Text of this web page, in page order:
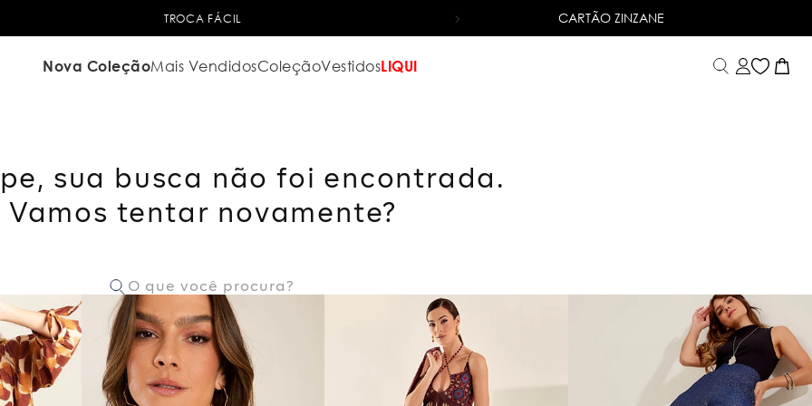
TROCA FÁCIL 6X SEM JUROSNO CARTÃO DE CRÉDITO
CARTÃO ZINZANE
Nova ColeçãoMais VendidosColeçãoVestidosLIQUI
sua busca não foi encontrada.
Vamos tentar novamente?